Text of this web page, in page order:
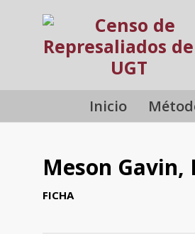
Inicio
Meson Gavin,
FICHA